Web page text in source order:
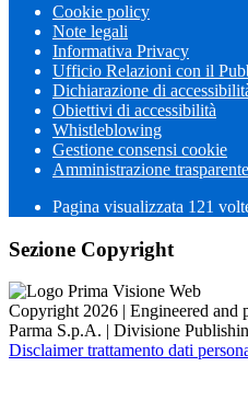
Cookie policy
Note legali
Informativa Privacy
Ufficio Relazioni con il
Dichiarazione di
Obiettivi di accessibilità
Whistleblowing
Gestione consensi cookie
Amministrazione trasparente
Pagina visualizzata 121
Sezione Copyright
Copyright 2026 | Engineered and
Parma S.p.A. | Divisione
Disclaimer trattamento dati